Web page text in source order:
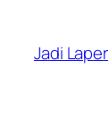
content
Jadi Laper